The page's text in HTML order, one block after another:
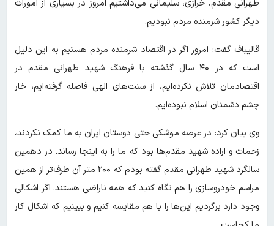
طهرانی مقدم، خرازی، سلیمانی می‌داشتیم امروز در بسیاری از امورات
دیگر کشور شرمنده مردم نبودیم.
قالیباف گفت: امروز اگر در اقتصاد شرمنده مردم هستیم به این دلیل
است که در ۴۰ سال گذشته با فرهنگ شهید طهرانی مقدم در
اقتصادمان تلاش نکرده‌ایم، از سنت‌های الهی فاصله گرفته‌ایم، خار
چشم دشمنان اسلام نبوده‌ایم.
وی بیان کرد: در عرصه موشکی حتی دوستان ایران به ما کمک نکردند،
زحمات و اراده شهید مقدم‌ها بود که ما را به اینجا رساند. در دهمین
سالگرد شهید طهرانی مقدم گفته بودم که ۲۰۰ متر آن طرف‌تر از همین
مراسم خودروسازی را هم نگاه کنید که همه ناراضی هستند. اگر اشکالی
وجود دارد برگردیم این‌ها را با هم مقایسه کنیم و ببینیم که اشکال کار